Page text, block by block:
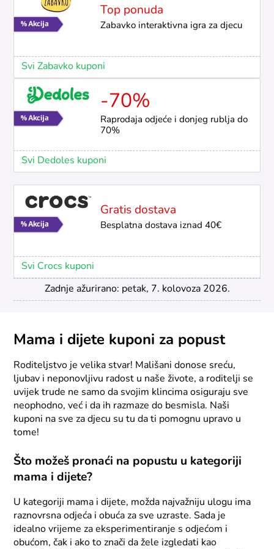
Top ponuda
Zabavko interaktivna igra za djecu
Svi Zabavko kuponi
-70%
Raprodaja odjeće i donjeg rublja do
70%
Svi Dedoles kuponi
Gratis dostava
Besplatna dostava iznad 40€
Svi Crocs kuponi
Zadnje ažurirano: petak, 7. kolovoza 2026.
Mama i dijete kuponi za popust
Roditeljstvo je velika stvar! Mališani donose sreću,
ljubav i neponovljivu radost u naše živote, a roditelji se
uvijek trude ne samo da svojim klincima osiguraju sve
neophodno, već i da ih razmaze do besmisla. Naši
kuponi na sve za djecu su tu da ti pomognu upravo u
tome!
Što možeš pronaći na popustu u kategoriji
mama i dijete?
U kategoriji mama i dijete, možda najvažniju ulogu ima
raznovrsna odjeća i obuća za sve uzraste. Sada je
idealno vrijeme za eksperimentiranje s odjećom i
obućom, čak i ako to znači da žele izgledati kao